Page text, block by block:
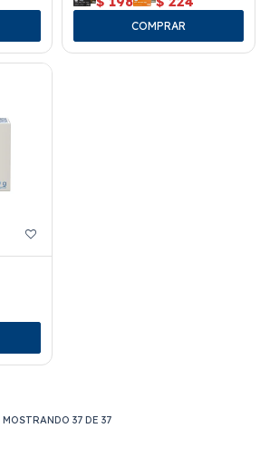
MOSTRANDO 37 DE 37